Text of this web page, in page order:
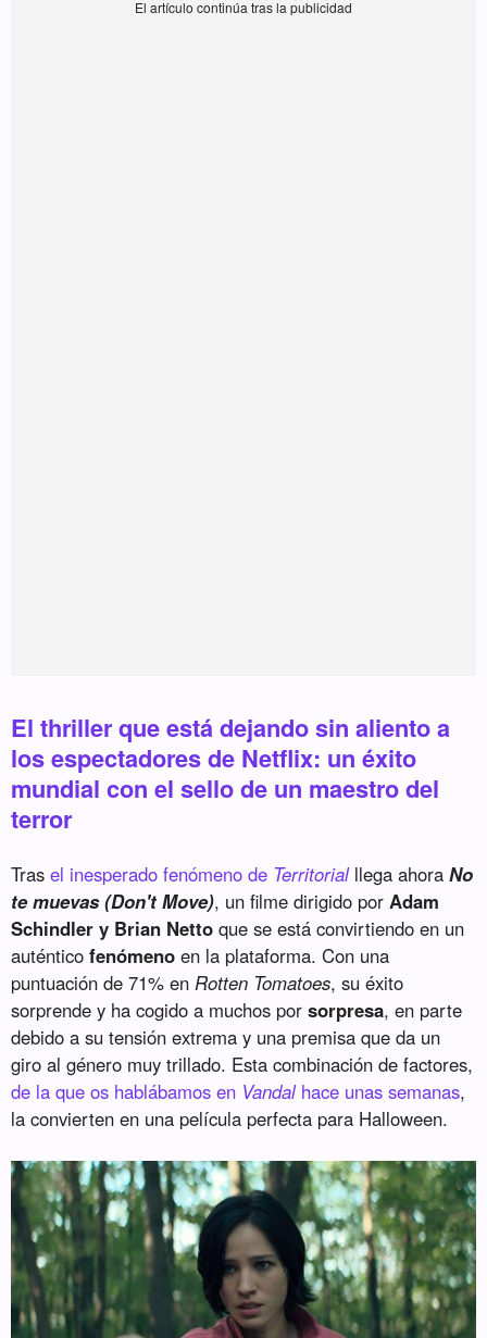
El thriller que está dejando sin aliento a
los espectadores de Netflix: un éxito
mundial con el sello de un maestro del
terror
Trasel inesperado fenómeno de Territorialllega ahoraNo
te muevas (Don't Move), un filme dirigido porAdam
Schindler y Brian Netto que se está convirtiendo en un
auténticofenómeno en la plataforma. Con una
puntuación de 71% enRotten Tomatoes, su éxito
sorprende y ha cogido a muchos porsorpresa, en parte
debido a su tensión extrema y una premisa que da un
giro al género muy trillado. Esta combinación de factores,
de la que os hablábamos en Vandalhace unas semanas,
la convierten en una película perfecta para Halloween.